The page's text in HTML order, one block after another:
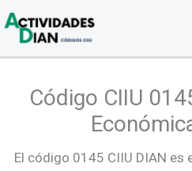
al
contenido
Código CIIU
El código 0145 CIIU DIAN es